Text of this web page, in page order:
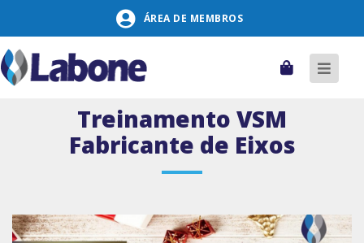
conteúdo
ÁREA DE MEMBROS
Carrinho
Treinamento VSM
Fabricante de Eixos